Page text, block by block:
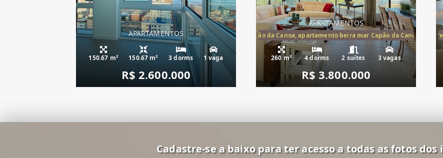
APARTAMENTOS
150.67 m² 150.67 m² 3 dorms 1 vaga
R$ 2.600.000
APARTAMENTOS
apartamento frente mar Capão da Canoa, apartamento beira mar Capão da Canoa,
260 m² 4 dorms 2 suítes 3 vagas
R$ 3.800.000
Apartamento Beira-Mar à
Cadastre-se a baixo para ter acesso a todas as fotos dos